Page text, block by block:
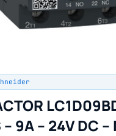
– 9A – 24V DC –